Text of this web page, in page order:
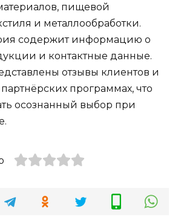
пищевой
и металлообработки.
содержит информацию о
и контактные данные.
отзывы клиентов и
программах, что
осознанный выбор при